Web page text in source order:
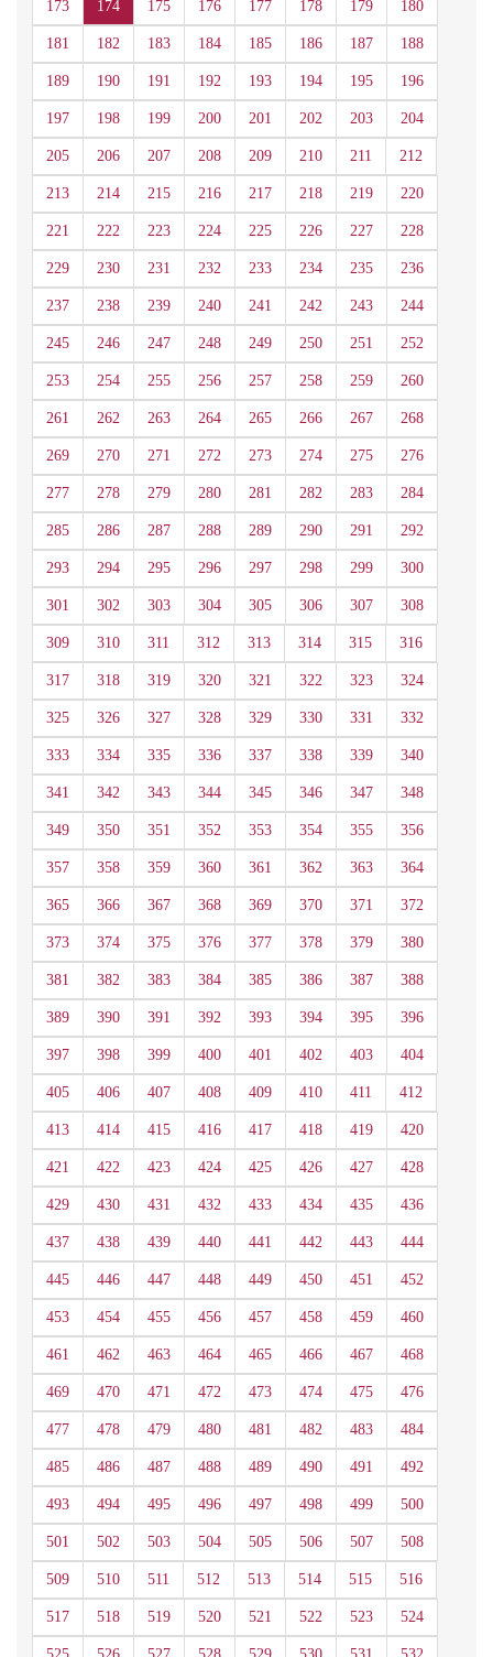
173 174 175 176 177 178 179 180
181 182 183 184 185 186 187 188
189 190 191 192 193 194 195 196
197 198 199 200 201 202 203 204
205 206 207 208 209 210 211 212
213 214 215 216 217 218 219 220
221 222 223 224 225 226 227 228
229 230 231 232 233 234 235 236
237 238 239 240 241 242 243 244
245 246 247 248 249 250 251 252
253 254 255 256 257 258 259 260
261 262 263 264 265 266 267 268
269 270 271 272 273 274 275 276
277 278 279 280 281 282 283 284
285 286 287 288 289 290 291 292
293 294 295 296 297 298 299 300
301 302 303 304 305 306 307 308
309 310 311 312 313 314 315 316
317 318 319 320 321 322 323 324
325 326 327 328 329 330 331 332
333 334 335 336 337 338 339 340
341 342 343 344 345 346 347 348
349 350 351 352 353 354 355 356
357 358 359 360 361 362 363 364
365 366 367 368 369 370 371 372
373 374 375 376 377 378 379 380
381 382 383 384 385 386 387 388
389 390 391 392 393 394 395 396
397 398 399 400 401 402 403 404
405 406 407 408 409 410 411 412
413 414 415 416 417 418 419 420
421 422 423 424 425 426 427 428
429 430 431 432 433 434 435 436
437 438 439 440 441 442 443 444
445 446 447 448 449 450 451 452
453 454 455 456 457 458 459 460
461 462 463 464 465 466 467 468
469 470 471 472 473 474 475 476
477 478 479 480 481 482 483 484
485 486 487 488 489 490 491 492
493 494 495 496 497 498 499 500
501 502 503 504 505 506 507 508
509 510 511 512 513 514 515 516
517 518 519 520 521 522 523 524